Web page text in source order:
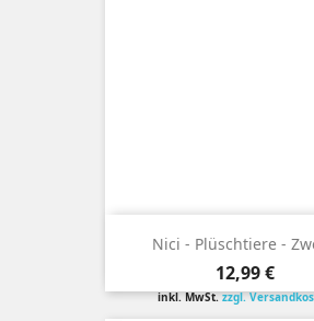
Nici - Plüschtiere -
Preis
12,99 €
inkl. MwSt.zzgl.